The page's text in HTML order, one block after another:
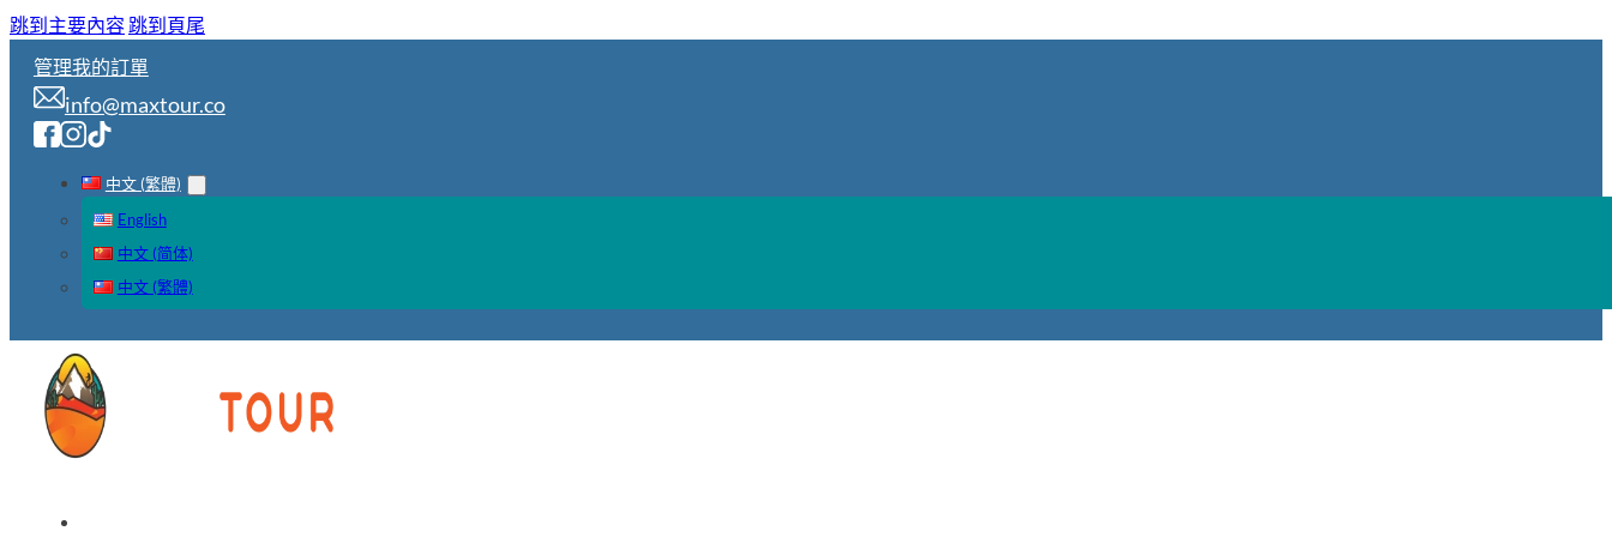
跳到主要內容 跳到頁尾
管理我的訂單
info@maxtour.co
中文 (繁體)
English
中文 (简体)
中文 (繁體)